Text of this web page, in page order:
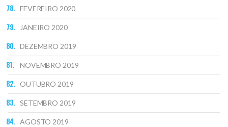
FEVEREIRO 2020
JANEIRO 2020
DEZEMBRO 2019
NOVEMBRO 2019
OUTUBRO 2019
SETEMBRO 2019
AGOSTO 2019